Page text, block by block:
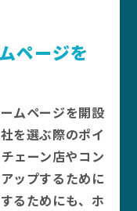
ページを
ムページを開設
を選ぶ際のポイ
ェーン店やコン
ップするために
るためにも、ホ